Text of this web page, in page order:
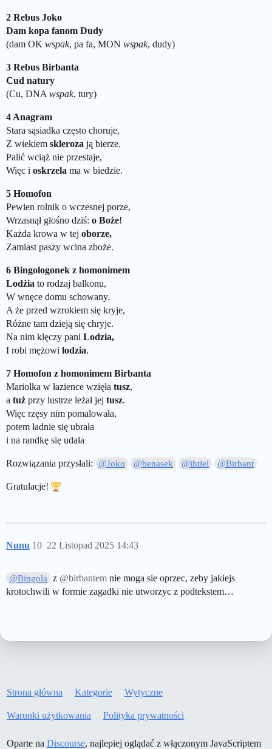
2 Rebus Joko
Dam kopa fanom Dudy
(dam OK wspak, pa fa, MON wspak, dudy)
3 Rebus Birbanta
Cud natury
(Cu, DNA wspak, tury)
4 Anagram
Stara sąsiadka często choruje,
Z wiekiem skleroza ją bierze.
Palić wciąż nie przestaje,
Więc i oskrzela ma w biedzie.
5 Homofon
Pewien rolnik o wczesnej porze,
Wrzasnął głośno dziś: o Boże!
Każda krowa w tej oborze,
Zamiast paszy wcina zboże.
6 Bingologonek z homonimem
Lodżia to rodzaj balkonu,
W wnęce domu schowany.
A że przed wzrokiem się kryje,
Różne tam dzieją się chryje.
Na nim klęczy pani Lodzia,
I robi mężowi lodzia.
7 Homofon z homonimem Birbanta
Mariolka w łazience wzięła tusz,
a tuż przy lustrze leżał jej tusz.
Więc rzęsy nim pomalowała,
potem ładnie się ubrała
i na randkę się udała
Rozwiązania przysłali: @Joko @benasek @ihtiel @Birbant
Gratulacje!
Nunu 22 Listopad 2025 14:43
10
@Bingola z @birbantem nie moga sie oprzec, zeby jakiejs
krotochwili w formie zagadki nie utworzyc z podtekstem…
Strona główna Kategorie Wytyczne
Warunki użytkowania Polityka prywatności
Oparte na Discourse, najlepiej oglądać z włączonym JavaScriptem